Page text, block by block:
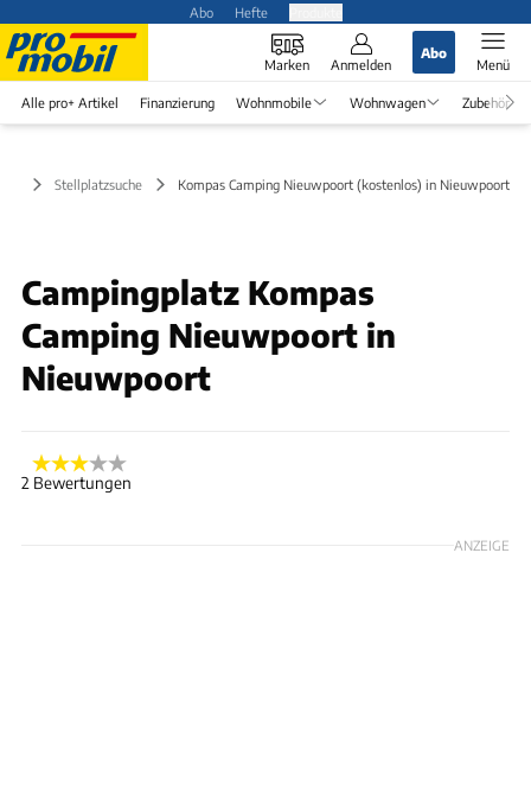
Abo Hefte
Marken Anmelden
Abo
Menü
Alle pro+ Artikel Finanzierung Wohnmobile Wohnwagen Zubehör
Stellplatzsuche Kompas Camping Nieuwpoort (kostenlos) in Nieuwpoort
Campingplatz Kompas
Camping Nieuwpoort in
Nieuwpoort
2 Bewertungen
ANZEIGE